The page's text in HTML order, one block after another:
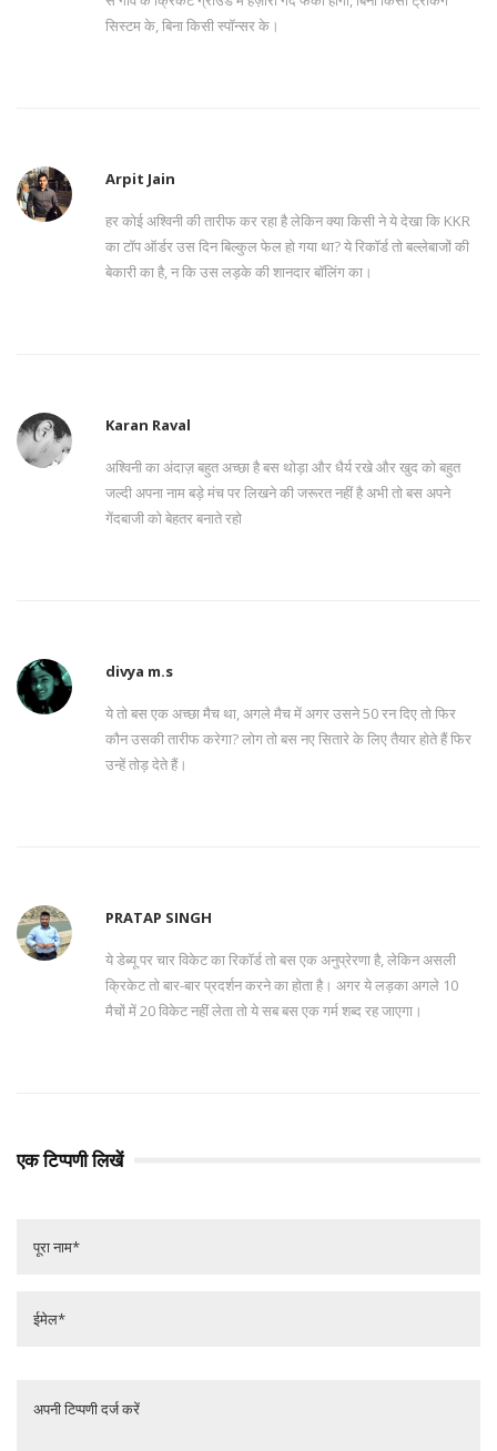
सिस्टम के, बिना किसी स्पॉन्सर के।
Arpit Jain
हर कोई अश्विनी की तारीफ कर रहा है लेकिन क्या किसी ने ये देखा कि KKR
का टॉप ऑर्डर उस दिन बिल्कुल फेल हो गया था? ये रिकॉर्ड तो बल्लेबाजों की
बेकारी का है, न कि उस लड़के की शानदार बॉलिंग का।
Karan Raval
अश्विनी का अंदाज़ बहुत अच्छा है बस थोड़ा और धैर्य रखे और खुद को बहुत
जल्दी अपना नाम बड़े मंच पर लिखने की जरूरत नहीं है अभी तो बस अपने
गेंदबाजी को बेहतर बनाते रहो
divya m.s
ये तो बस एक अच्छा मैच था, अगले मैच में अगर उसने 50 रन दिए तो फिर
कौन उसकी तारीफ करेगा? लोग तो बस नए सितारे के लिए तैयार होते हैं फिर
उन्हें तोड़ देते हैं।
PRATAP SINGH
ये डेब्यू पर चार विकेट का रिकॉर्ड तो बस एक अनुप्रेरणा है, लेकिन असली
क्रिकेट तो बार-बार प्रदर्शन करने का होता है। अगर ये लड़का अगले 10
मैचों में 20 विकेट नहीं लेता तो ये सब बस एक गर्म शब्द रह जाएगा।
एक टिप्पणी लिखें